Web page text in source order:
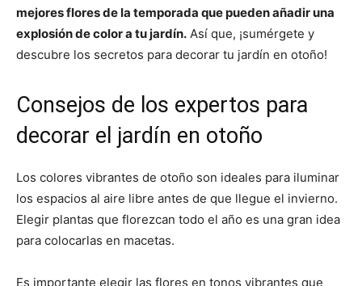
mejores flores de la temporada que pueden añadir una
explosión de color a tu jardín. Así que, ¡sumérgete y
descubre los secretos para decorar tu jardín en otoño!
Consejos de los expertos para
decorar el jardín en otoño
Los colores vibrantes de otoño son ideales para iluminar
los espacios al aire libre antes de que llegue el invierno.
Elegir plantas que florezcan todo el año es una gran idea
para colocarlas en macetas.
Es importante elegir las flores en tonos vibrantes que